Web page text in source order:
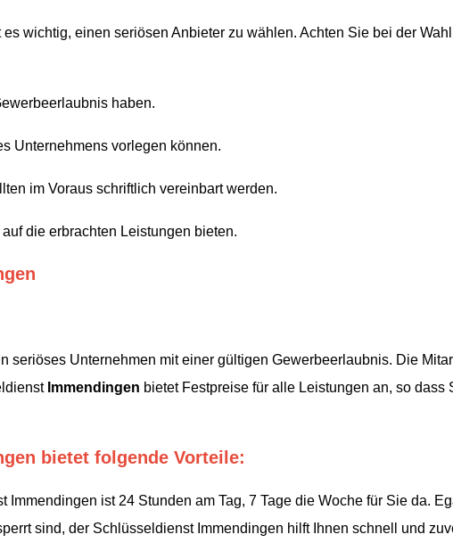
wichtig, einen seriösen Anbieter zu wählen. Achten Sie bei der
haben.
Unternehmens vorlegen können.
im Voraus schriftlich vereinbart werden.
die erbrachten Leistungen bieten.
seriöses Unternehmen mit einer gültigen Gewerbeerlaubnis. Die
Immendingen bietet Festpreise für alle Leistungen an, so dass
bietet folgende Vorteile:
Immendingen ist 24 Stunden am Tag, 7 Tage die Woche für Sie da.
sind, der Schlüsseldienst Immendingen hilft Ihnen schnell und